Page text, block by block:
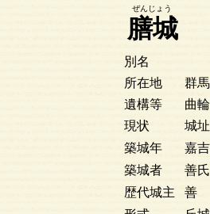
膳城
別名
所在地
群
遺構等
曲
現状
城
築城年
嘉
築城者
善氏
歴代城主
善
ぜんじょう